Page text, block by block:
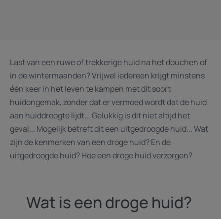
Last van een ruwe of trekkerige huid na het douchen of
in de wintermaanden? Vrijwel iedereen krijgt minstens
één keer in het leven te kampen met dit soort
huidongemak, zonder dat er vermoed wordt dat de huid
aan huiddroogte lijdt... Gelukkig is dit niet altijd het
geval... Mogelijk betreft dit een uitgedroogde huid... Wat
zijn de kenmerken van een droge huid? En de
uitgedroogde huid? Hoe een droge huid verzorgen?
Wat is een droge huid?